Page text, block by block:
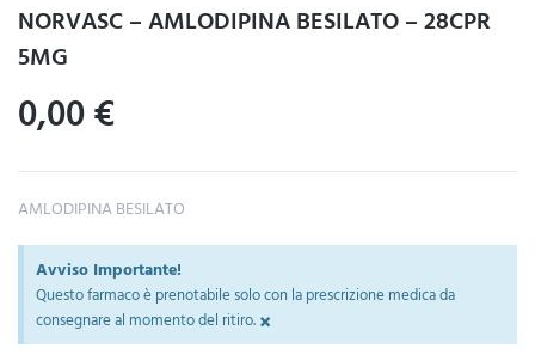
NORVASC – AMLODIPINA BESILATO – 28CPR
5MG
0,00€
AMLODIPINA BESILATO
Avviso Importante!
Questo farmaco è prenotabile solo con la prescrizione medica da
consegnare al momento del ritiro.×